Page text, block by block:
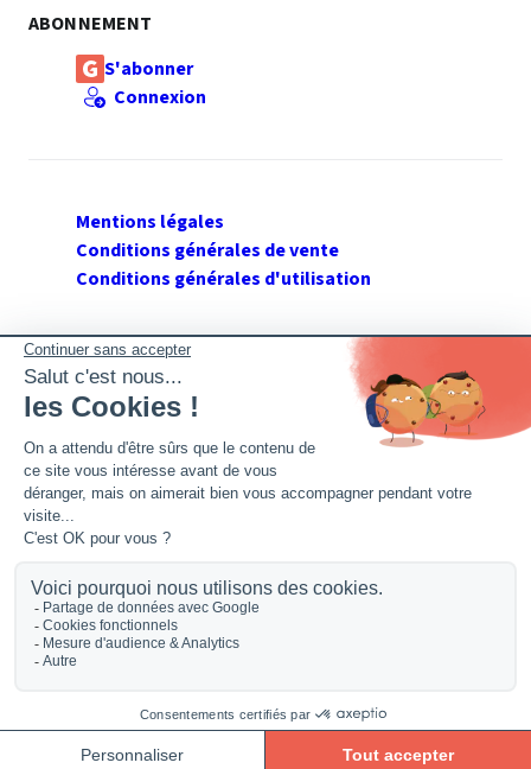
ABONNEMENT
S'abonner
Connexion
Mentions légales
Conditions générales de vente
Conditions générales d'utilisation
SUIVEZ GERANT DE SARL
Twitter
Facebook
Montpellier. Siret : 394 264 709 00020. R.C.S. Montpellier.